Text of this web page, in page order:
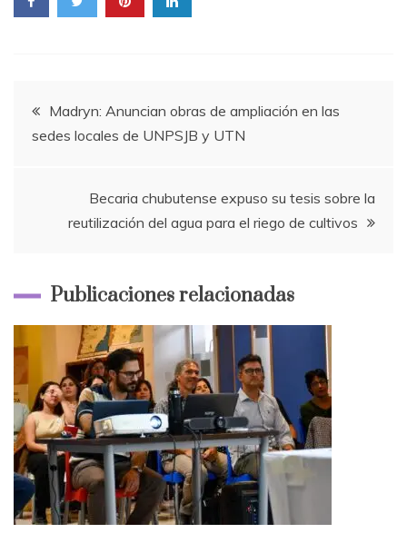
Navegación
de
entradas
Madryn: Anuncian obras de ampliación en las
sedes locales de UNPSJB y UTN
Becaria chubutense expuso su tesis sobre la
reutilización del agua para el riego de cultivos
Publicaciones relacionadas